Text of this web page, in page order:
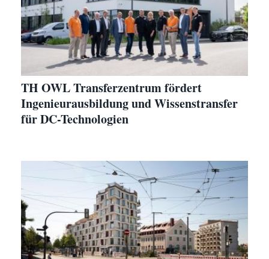
TH OWL Transferzentrum fördert
Ingenieurausbildung und Wissenstransfer
für DC-Technologien